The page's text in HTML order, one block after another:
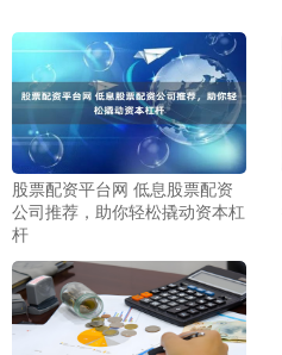
股票配资平台网 低息股票配资
公司推荐，助你轻松撬动资本杠
杆